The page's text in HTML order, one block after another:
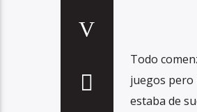
Todo
juegos pero
estaba de